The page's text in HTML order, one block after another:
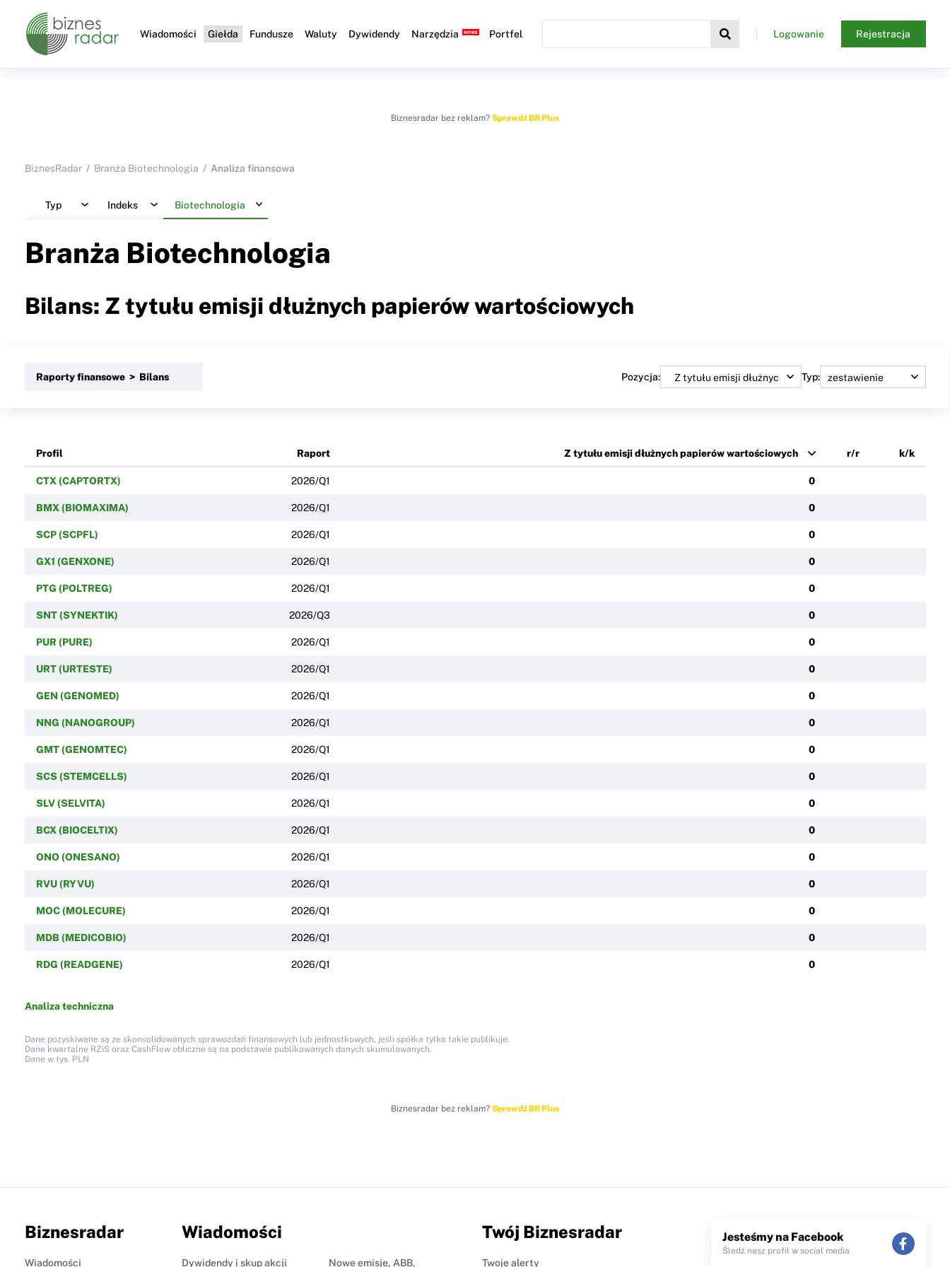
Wiadomości Giełda Fundusze Waluty Dywidendy Narzędzia Portfel Logowanie Rejestracja
Biznesradar bez reklam? Sprawdź BR Plus
BiznesRadar Branża Biotechnologia Analiza finansowa
Typ Indeks Biotechnologia
Branża Biotechnologia
Bilans: Z tytułu emisji dłużnych papierów wartościowych
Raporty finansowe > Bilans Pozycja: Typ:
Profil Raport Z tytułu emisji dłużnych papierów wartościowych r/r k/k
CTX (CAPTORTX) 2026/Q1 0
BMX (BIOMAXIMA) 2026/Q1 0
SCP (SCPFL) 2026/Q1 0
GX1 (GENXONE) 2026/Q1 0
PTG (POLTREG) 2026/Q1 0
SNT (SYNEKTIK) 2026/Q3 0
PUR (PURE) 2026/Q1 0
URT (URTESTE) 2026/Q1 0
GEN (GENOMED) 2026/Q1 0
NNG (NANOGROUP) 2026/Q1 0
GMT (GENOMTEC) 2026/Q1 0
SCS (STEMCELLS) 2026/Q1 0
SLV (SELVITA) 2026/Q1 0
BCX (BIOCELTIX) 2026/Q1 0
ONO (ONESANO) 2026/Q1 0
RVU (RYVU) 2026/Q1 0
MOC (MOLECURE) 2026/Q1 0
MDB (MEDICOBIO) 2026/Q1 0
RDG (READGENE) 2026/Q1 0
Analiza techniczna
Dane pozyskiwane są ze skonsolidowanych sprawozdań finansowych lub jednostkowych, jeśli spółka tylko takie publikuje.
Dane kwartalne RZiS oraz CashFlow obliczne są na podstawie publikowanych danych skumulowanych.
Dane w tys. PLN
Biznesradar bez reklam? Sprawdź BR Plus
Biznesradar
Wiadomości
Wiadomości
Dywidendy i skup akcji Nowe emisje, ABB,
Twój Biznesradar
Twoje alerty
Jesteśmy na Facebook
Śledź nasz profil w social media